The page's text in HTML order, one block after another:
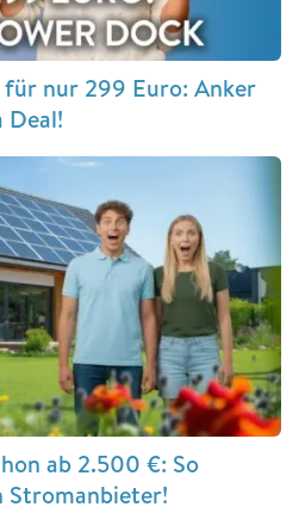
nur 299 Euro: Anker
Deal!
ab 2.500 €: So
Stromanbieter!